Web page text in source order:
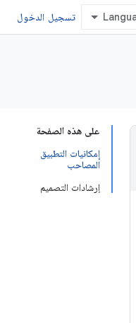
تسجيل الدخول
على هذه الصفحة
إمكانيات التطبيق
المصاحب
إرشادات التصميم